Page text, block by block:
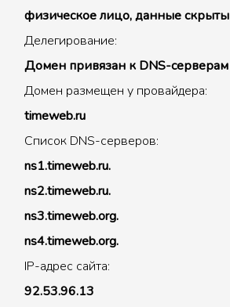
физическое лицо, данные скрыты
Делегирование:
Домен привязан к DNS-серверам
Домен размещен у провайдера:
timeweb.ru
Список DNS-серверов:
ns1.timeweb.ru.
ns2.timeweb.ru.
ns3.timeweb.org.
ns4.timeweb.org.
IP-адрес сайта:
92.53.96.13